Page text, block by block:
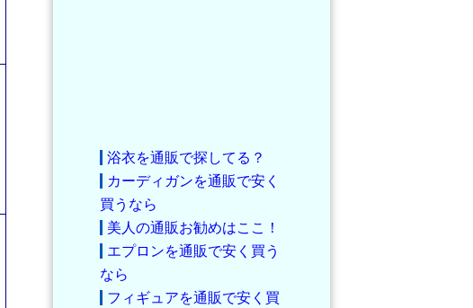
浴衣を通販で探してる？
カーディガンを通販で安く
買うなら
美人の通販お勧めはここ！
エプロンを通販で安く買う
なら
フィギュアを通販で安く買